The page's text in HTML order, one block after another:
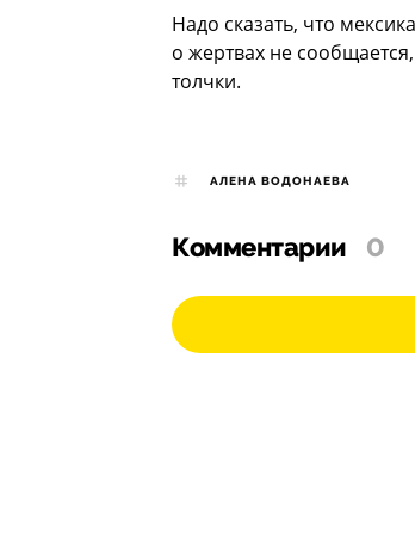
Надо сказать, что
о жертвах не
толчки.
АЛЕНА ВОДОНАЕВА
Комментарии 0